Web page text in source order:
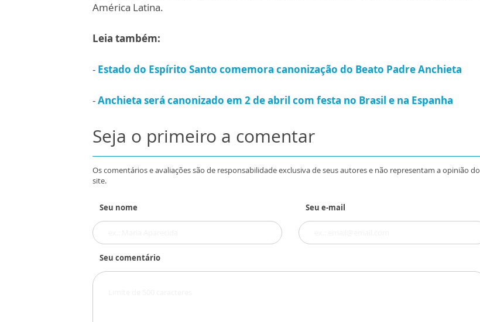
América Latina.
Leia também:
- Estado do Espírito Santo comemora canonização do Beato Padre Anchieta
-Anchieta será canonizado em 2 de abril com festa no Brasil e na Espanha
Seja o primeiro a comentar
Os comentários e avaliações são de responsabilidade exclusiva de seus autores e não representam a opinião do
site.
Seu nome Seu e-mail
Seu comentário